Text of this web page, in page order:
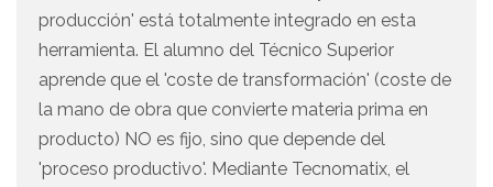
producción' está totalmente integrado en esta
herramienta. El alumno del Técnico Superior
aprende que el 'coste de transformación' (coste de
la mano de obra que convierte materia prima en
producto) NO es fijo, sino que depende del
'proceso productivo'. Mediante Tecnomatix, el